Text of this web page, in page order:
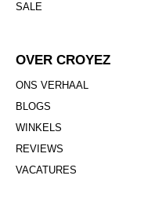
SALE
OVER CROYEZ
ONS VERHAAL
BLOGS
WINKELS
REVIEWS
VACATURES